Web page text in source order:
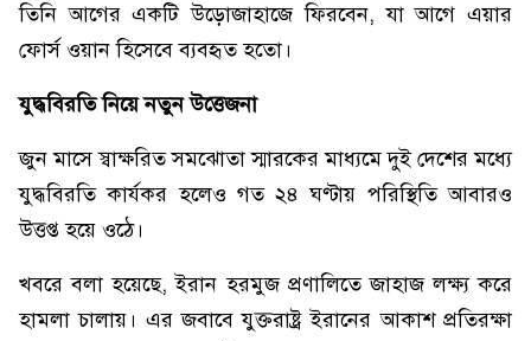
তিনি আগের একটি উড়োজাহাজে ফিরবেন, যা আগে এয়ার
ফোর্স ওয়ান হিসেবে ব্যবহৃত হতো।
যুদ্ধবিরতি নিয়ে নতুন উত্তেজনা
জুন মাসে স্বাক্ষরিত সমঝোতা স্মারকের মাধ্যমে দুই দেশের মধ্যে
যুদ্ধবিরতি কার্যকর হলেও গত ২৪ ঘণ্টায় পরিস্থিতি আবারও
উত্তপ্ত হয়ে ওঠে।
খবরে বলা হয়েছে, ইরান হরমুজ প্রণালিতে জাহাজ লক্ষ্য করে
হামলা চালায়। এর জবাবে যুক্তরাষ্ট্র ইরানের আকাশ প্রতিরক্ষা